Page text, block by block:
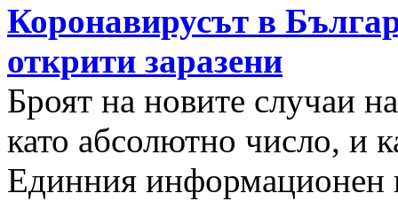
Коронавирусът в
открити заразени
Броят на новите случаи
като абсолютно число, и
Единния информационен